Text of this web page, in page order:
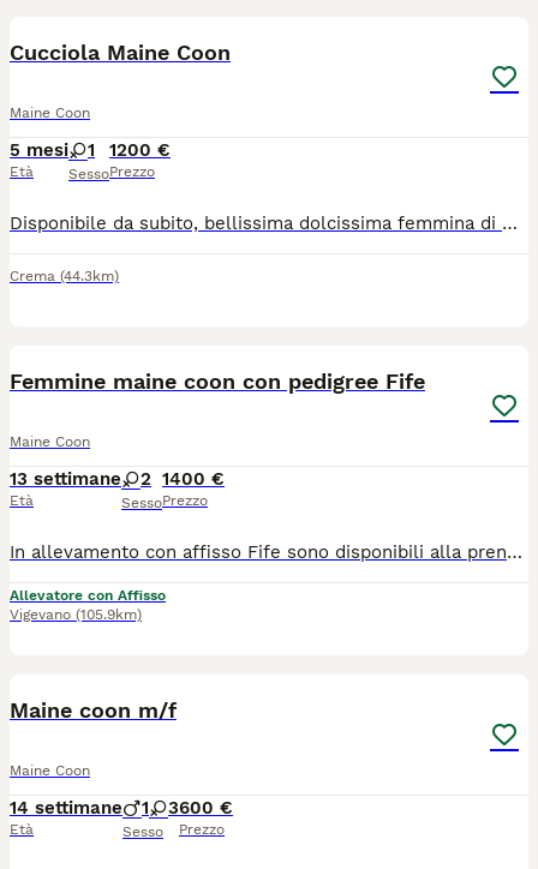
Cucciola Maine Coon
Maine Coon
5 mesi
Età
1
Sesso
1200 €
Prezzo
Disponibile da subito, bellissima dolcissima femmina di Maine Coon nel colore blu con bianco Nata il 25/2/2026 Si cede con doppio vaccino , sverminata , test genetici propri , microchip e passaggio di proprietà , pedigree AFSI riconosciuto Wcf da riproduzione (SOLO ALLEVAMENTI CON AFFISSO ) kit puppy e kit giochini. Genitori testati per le maggiori malattie genetiche HCM , SMA, PkDdef Ecocardio nella norma Fiv felv negativi I cuccioli crescono in un ambiente famigliare a stretto contatto con bambini e altri animali, abituati alla lettiera , tira graffi, zona esterna in sicurezza. Si può visionare i cuccioli in allevamento solo su appuntamento per la tutela dei piccoli e non prima delle 8 psettimane. Rimaniamo a disposizione per qualsiasi dubbio o informazione sia prima che dopo la cessione. Il prezzo è adeguato al valore riproduttivo della cucciola e non è paragonabile a quello di un soggetto da compagnia.
Crema (44.3km)
Femmine maine coon con pedigree Fife
Maine Coon
13 settimane
Età
2
Sesso
1400 €
Prezzo
In allevamento con affisso Fife sono disponibili alla prenotazione 2 bellissime cucciole colorazione black tortie, disponibili dalla metà di agosto circa. Verranno cedute con pedigree Fife, contratto da compagnia, 2 vaccinazioni, microchip termico, antiparassitario, sverminazione, copie ecocardiografia genitori, kit cucciolo e test feci.
Allevatore con Affisso
Vigevano (105.9km)
Maine coon m/f
Maine Coon
14 settimane
Età
1 3
Sesso
600 €
Prezzo